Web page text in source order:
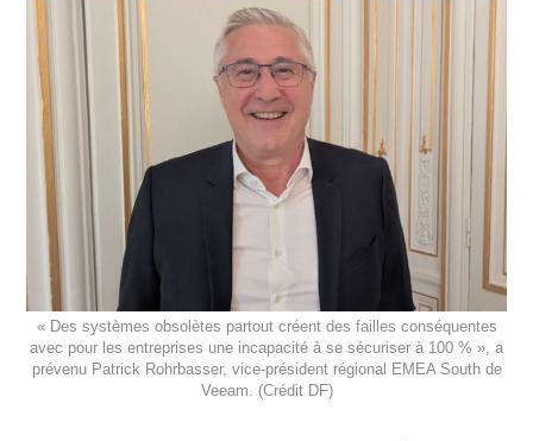
« Des systèmes obsolètes partout créent des failles conséquentes
avec pour les entreprises une incapacité à se sécuriser à 100 % », a
prévenu Patrick Rohrbasser, vice-président régional EMEA South de
Veeam. (Crédit DF)